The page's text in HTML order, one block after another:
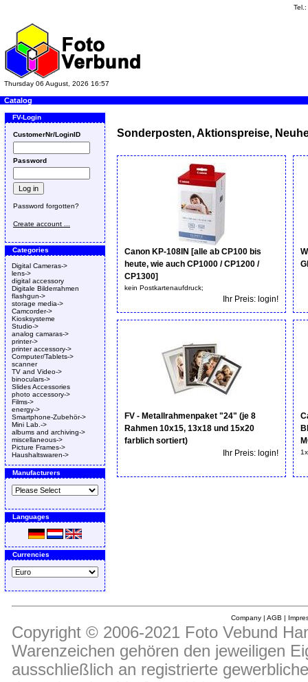
Thursday 06 August, 2026 16:57
Catalog
FV-Login
CustomerNr/LoginID
Password
Password forgotten?
Create account ...
Categories
Digital Cameras->
lens->
digital accessory
Digitale Bilderrahmen
flashgun->
storage media->
Camcorder->
Kiosksysteme
Studio->
analog camaras->
printer->
printer accessory->
Computer/Tablets->
scanner
TV and Video->
binoculars->
Slides Accessories
photo accessory->
Films->
energy->
Smartphone-Zubehör->
Mini Lab.->
albums and archiving->
miscellaneous->
Picture Frames->
Haushaltswaren->
Manufacturers
Languages
Currencies
Sonderposten, Aktionspreise,
Canon KP-108IN [alle ab CP100 bis
heute, wie auch CP1000 / CP1200 /
CP1300]
kein Postkartenaufdruck;
Ihr Preis: login!
FV - Metallrahmenpaket "24" (je 8
Rahmen 10x15, 13x18 und 15x20
farblich sortiert)
Ihr Preis: login!
Company | AGB |
Copyright © 2006-2021 Foto Vebund
Warenzeichen gehören den jeweiligen
ausschließlich an registrierte